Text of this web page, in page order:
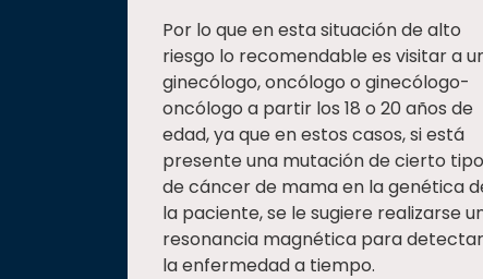
Por lo que en esta situación de alto
riesgo lo recomendable es visitar a
ginecólogo, oncólogo o ginecólogo-
oncólogo a partir los 18 o 20 años de
edad, ya que en estos casos, si está
presente una mutación de cierto tipo
de cáncer de mama en la genética
la paciente, se le sugiere realizarse
resonancia magnética para detectar
la enfermedad a tiempo.